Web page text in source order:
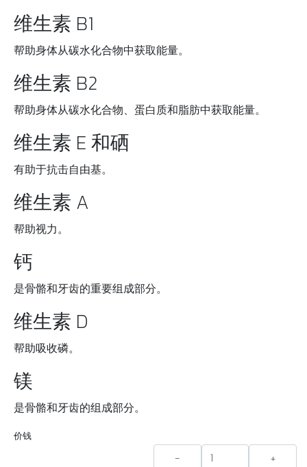
维生素 B1
帮助身体从碳水化合物中获取能量。
维生素 B2
帮助身体从碳水化合物、蛋白质和脂肪中获取能量。
维生素 E 和硒
有助于抗击自由基。
维生素 A
帮助视力。
钙
是骨骼和牙齿的重要组成部分。
维生素 D
帮助吸收磷。
镁
是骨骼和牙齿的组成部分。
价钱
- +